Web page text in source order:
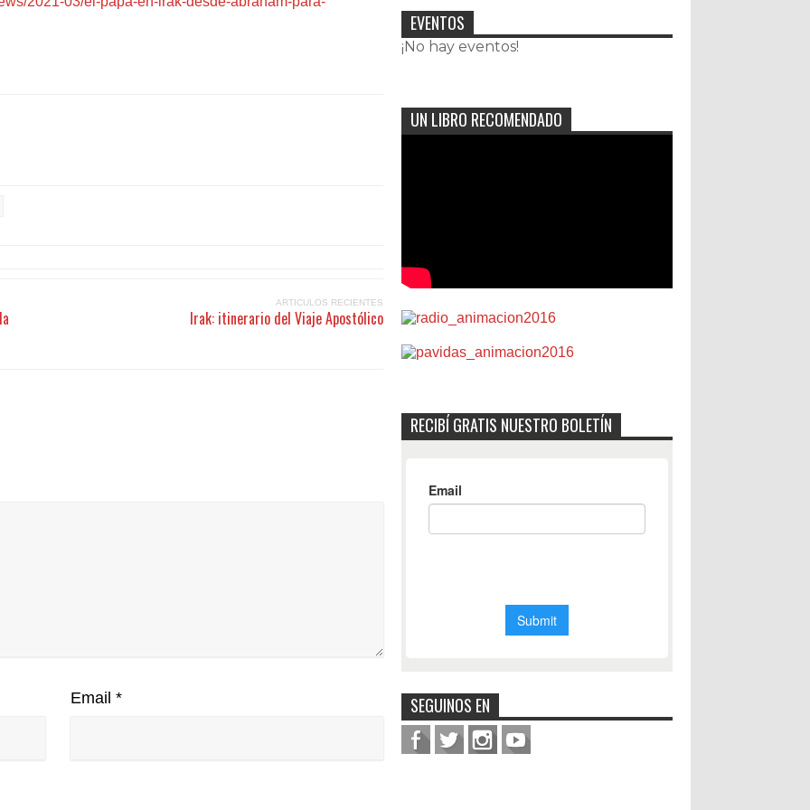
ARTICULOS RECIENTES
Irak: itinerario del Viaje Apostólico
Email*
EVENTOS
¡No hay eventos!
UN LIBRO RECOMENDADO
RECIBÍ GRATIS NUESTRO BOLETÍN
SEGUINOS EN